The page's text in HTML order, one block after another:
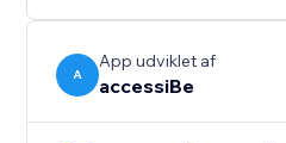
A
App udviklet af
accessiBe